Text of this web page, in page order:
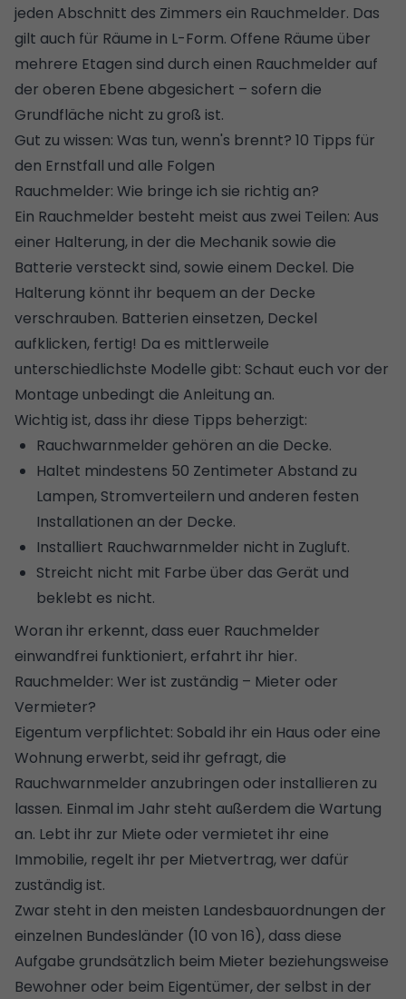
jeden Abschnitt des Zimmers ein Rauchmelder. Das
gilt auch für Räume in L-Form. Offene Räume über
mehrere Etagen sind durch einen Rauchmelder auf
der oberen Ebene abgesichert – sofern die
Grundfläche nicht zu groß ist.
Gut zu wissen: Was tun, wenn's brennt? 10 Tipps für
den Ernstfall und alle Folgen
Rauchmelder: Wie bringe ich sie richtig an?
Ein Rauchmelder besteht meist aus zwei Teilen: Aus
einer Halterung, in der die Mechanik sowie die
Batterie versteckt sind, sowie einem Deckel. Die
Halterung könnt ihr bequem an der Decke
verschrauben. Batterien einsetzen, Deckel
aufklicken, fertig! Da es mittlerweile
unterschiedlichste Modelle gibt: Schaut euch vor der
Montage unbedingt die Anleitung an.
Wichtig ist, dass ihr diese Tipps beherzigt:
Rauchwarnmelder gehören an die Decke.
Haltet mindestens 50 Zentimeter Abstand zu
Lampen, Stromverteilern und anderen festen
Installationen an der Decke.
Installiert Rauchwarnmelder nicht in Zugluft.
Streicht nicht mit Farbe über das Gerät und
beklebt es nicht.
Woran ihr erkennt, dass euer Rauchmelder
einwandfrei funktioniert, erfahrt ihr hier.
Rauchmelder: Wer ist zuständig – Mieter oder
Vermieter?
Eigentum verpflichtet: Sobald ihr ein Haus oder eine
Wohnung erwerbt, seid ihr gefragt, die
Rauchwarnmelder anzubringen oder installieren zu
lassen. Einmal im Jahr steht außerdem die Wartung
an. Lebt ihr zur Miete oder vermietet ihr eine
Immobilie, regelt ihr per Mietvertrag, wer dafür
zuständig ist.
Zwar steht in den meisten Landesbauordnungen der
einzelnen Bundesländer (10 von 16), dass diese
Aufgabe grundsätzlich beim Mieter beziehungsweise
Bewohner oder beim Eigentümer, der selbst in der